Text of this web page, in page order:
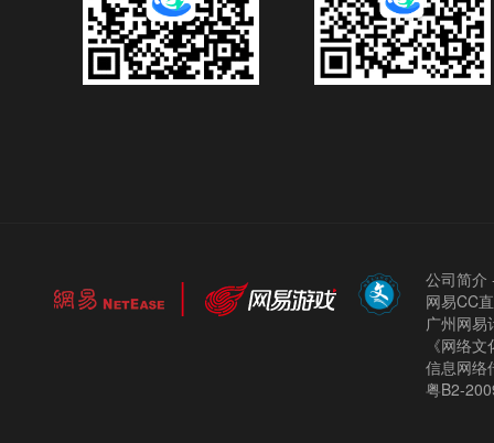
公司简介
网易CC
广州网
《网络
信息网络
粤B2-